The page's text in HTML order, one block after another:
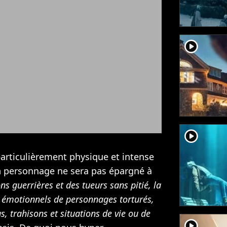
physique et intense
ne sera pas épargné à
guerrières et des tueurs sans pitié, la
de personnages torturés,
trahisons et situations de vie ou de
player2
player2